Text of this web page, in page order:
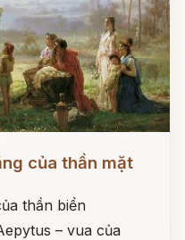
của thần mặt
thần biển
– vua của